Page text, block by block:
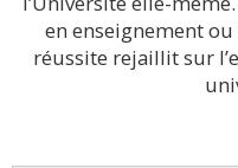
en enseignement
réussite rejaillit sur